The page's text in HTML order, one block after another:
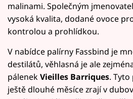
malinami. Společným
vysoká kvalita, dodané ovoce
kontrolou a prohlídkou.
V nabídce palírny Fassbind je
destilátů, věhlasná je ale
pálenek Vieilles Barriques.
ještě dlouhé měsíce zrají v